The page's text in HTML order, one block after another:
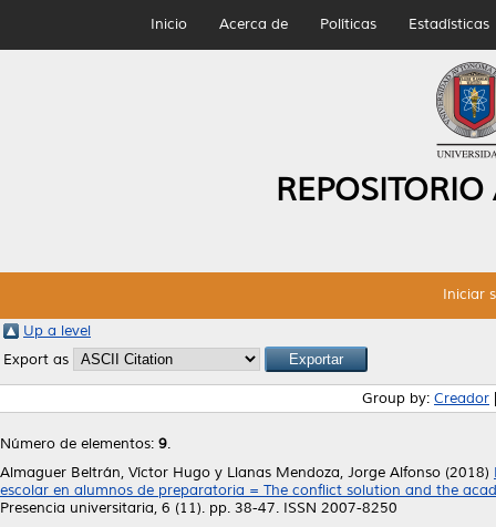
Inicio Acerca de Políticas Estadísticas
Iniciar
Up a level
Export as
Group by: Creador
Número de elementos: 9.
Almaguer Beltrán, Víctor Hugo y Llanas Mendoza, Jorge Alfonso (2018)
escolar en alumnos de preparatoria = The conflict solution and the
Presencia universitaria, 6 (11). pp. 38-47. ISSN 2007-8250